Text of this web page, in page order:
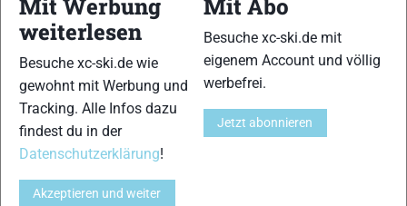
29 30
31
Mit Werbung
weiterlesen
Besuche xc-ski.de wie
gewohnt mit Werbung und
Tracking. Alle Infos dazu
findest du in der
Datenschutzerklärung!
Akzeptieren und weiter
Mit Abo
Besuche xc-ski.de mit
eigenem Account und völlig
werbefrei.
Jetzt abonnieren